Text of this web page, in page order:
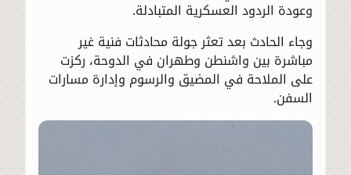
وعودة الردود العسكرية المتبادلة.
وجاء الحادث بعد تعثر جولة محادثات فنية غير
مباشرة بين واشنطن وطهران في الدوحة، ركزت
على الملاحة في المضيق والرسوم وإدارة مسارات
السفن.